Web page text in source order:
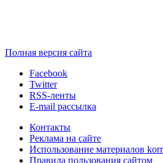
Полная версия сайта
Facebook
Twitter
RSS-ленты
E-mail рассылка
Контакты
Реклама на сайте
Использование материалов
Правила пользования сайтом